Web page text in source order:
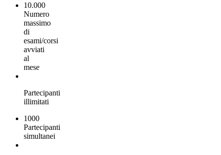
10.000
Numero
massimo
di
esami/corsi
avviati
al
mese
Partecipanti
illimitati
1000
Partecipanti
simultanei